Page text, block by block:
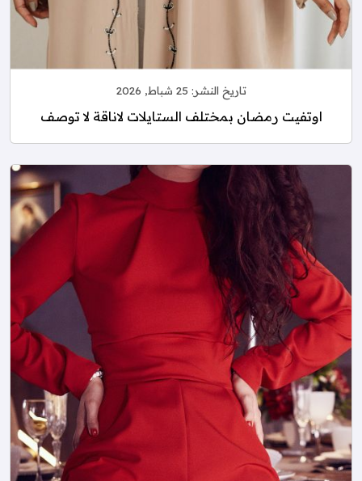
تاريخ النشر: 25 شباط, 2026
اوتفيت رمضان بمختلف الستايلات لاناقة لا توصف